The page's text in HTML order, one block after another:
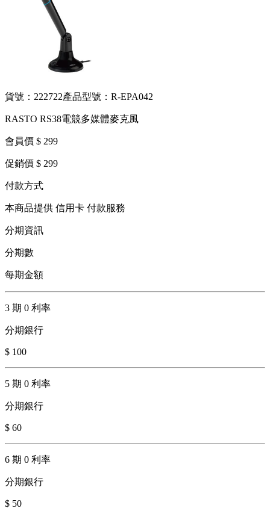
貨號：222722產品型號：R-EPA042
RASTO RS38電競多媒體麥克風
會員價 $ 299
促銷價 $ 299
付款方式
本商品提供 信用卡 付款服務
分期資訊
分期數
每期金額
3 期 0 利率
分期銀行
$ 100
5 期 0 利率
分期銀行
$ 60
6 期 0 利率
分期銀行
$ 50